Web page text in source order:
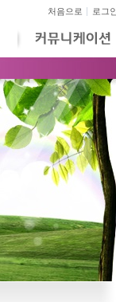
처음으로 로그인